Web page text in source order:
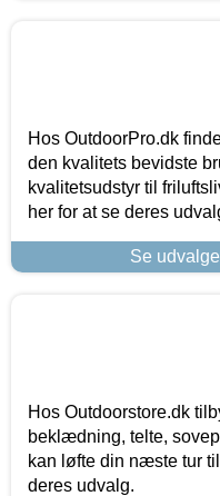
Hos OutdoorPro.dk
den kvalitets bevidste
kvalitetsudstyr til
her for at se deres
Se
Hos Outdoorstore.dk
beklædning, telte,
kan løfte din næste tur
deres udvalg.